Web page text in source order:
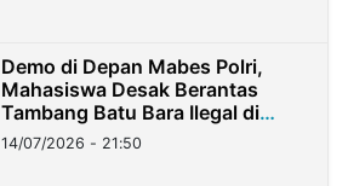
Demo di Depan Mabes Polri,
Mahasiswa Desak Berantas
Tambang Batu Bara Ilegal di
Lampung
14/07/2026 - 21:50